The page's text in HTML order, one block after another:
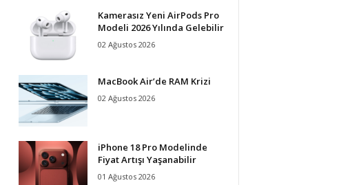
Kamerasız Yeni AirPods Pro
Modeli 2026 Yılında Gelebilir
02 Ağustos 2026
MacBook Air’de RAM Krizi
02 Ağustos 2026
iPhone 18 Pro Modelinde
Fiyat Artışı Yaşanabilir
01 Ağustos 2026